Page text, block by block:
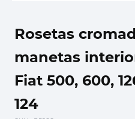
Rosetas
manetas
Fiat 500, 600,
124